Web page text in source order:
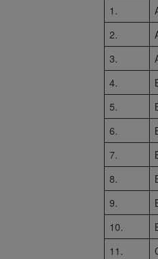
1.
2.
3.
4.
5.
6.
7.
8.
9.
10.
11.